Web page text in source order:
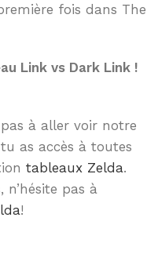
fois dans The
Link vs Dark Link !
à aller voir notre
tu as accès à toutes
tableaux Zelda.
pas à
!